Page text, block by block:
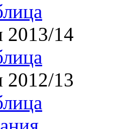
2013/14
2012/13